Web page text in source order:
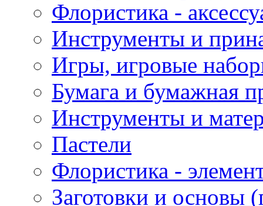
Флористика -
Инструменты и
Игры, игровые
Бумага и бумажная
Инструменты и
Пастели
Флористика -
Заготовки и основы